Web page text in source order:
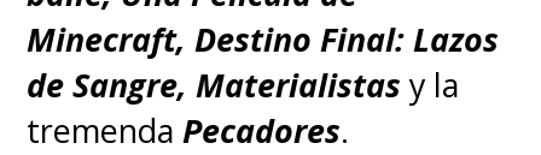
Minecraft, Destino Final: Lazos
de Sangre, Materialistas y la
tremendaPecadores.